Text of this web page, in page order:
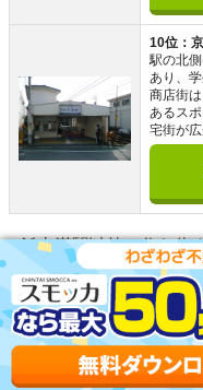
10位：
駅の北
あり、
商店街
あるス
宅街が広
飯山満駅以外で住む街
やすい街をまとめまし
スの良さ、家賃相場
す。